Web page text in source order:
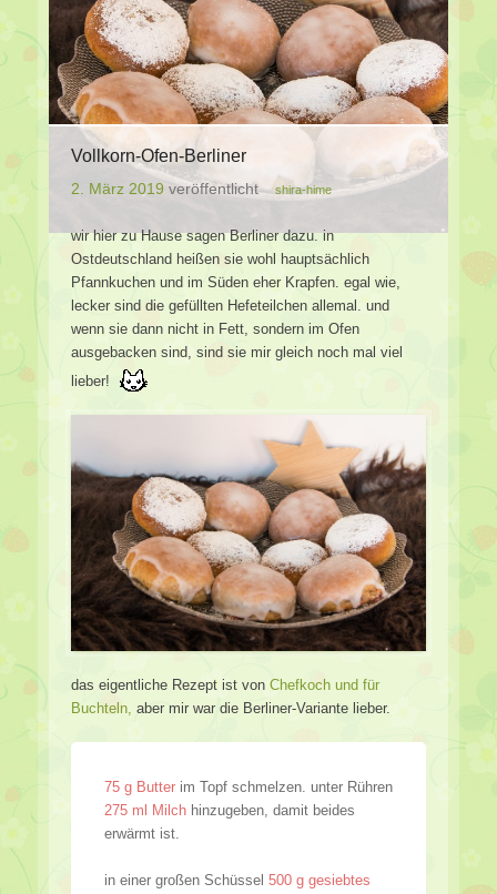
Vollkorn-Ofen-Berliner
2. März 2019 veröffentlicht shira-hime
wir hier zu Hause sagen Berliner dazu. in
Ostdeutschland heißen sie wohl hauptsächlich
Pfannkuchen und im Süden eher Krapfen. egal wie,
lecker sind die gefüllten Hefeteilchen allemal. und
wenn sie dann nicht in Fett, sondern im Ofen
ausgebacken sind, sind sie mir gleich noch mal viel
lieber!
das eigentliche Rezept ist von Chefkoch und für
Buchteln, aber mir war die Berliner-Variante lieber.
75 g Butter im Topf schmelzen. unter Rühren
275 ml Milch hinzugeben, damit beides
erwärmt ist.
in einer großen Schüssel 500 g gesiebtes